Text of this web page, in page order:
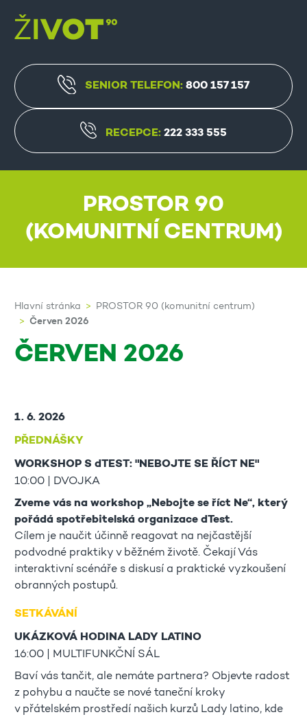
SENIOR TELEFON:800 157 157
RECEPCE:222 333 555
PROSTOR 90
(KOMUNITNÍ CENTRUM)
Hlavní stránka PROSTOR 90 (komunitní centrum)
Červen 2026
ČERVEN 2026
1. 6. 2026
PŘEDNÁŠKY
WORKSHOP S dTEST: "NEBOJTE SE ŘÍCT NE"
10:00 | DVOJKA
Zveme vás na workshop „Nebojte se říct Ne“, který
pořádá spotřebitelská organizace dTest.
Cílem je naučit účinně reagovat na nejčastější
podvodné praktiky v běžném životě. Čekají Vás
interaktivní scénáře s diskusí a praktické vyzkoušení
obranných postupů.
SETKÁVÁNÍ
UKÁZKOVÁ HODINA LADY LATINO
16:00 | MULTIFUNKČNÍ SÁL
Baví vás tančit, ale nemáte partnera? Objevte radost
z pohybu a naučte se nové taneční kroky
v přátelském prostředí našich kurzů Lady latino, kde